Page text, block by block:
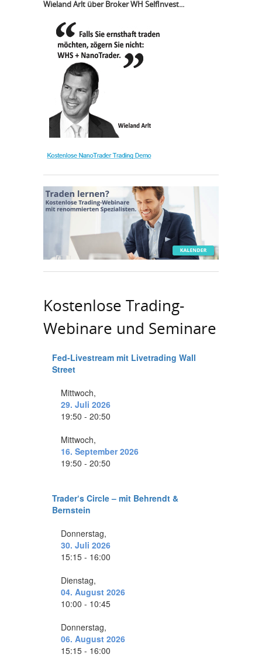
Wieland Arlt über Broker WH SelfInvest...
Kostenlose Trading-
Webinare und Seminare